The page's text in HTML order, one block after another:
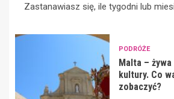
Zastanawiasz się, ile tygodni lub
PODRÓŻE
Malta –
kultury. Co
zobaczyć?